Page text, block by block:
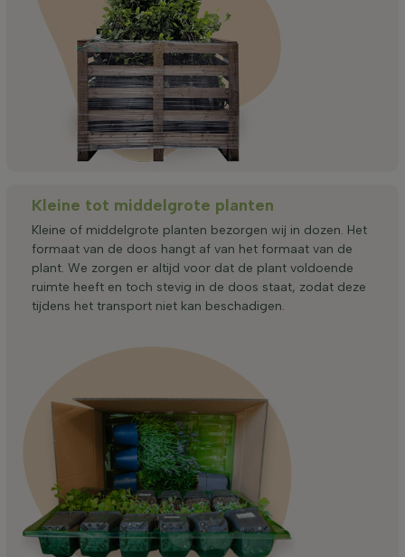
Kleine tot middelgrote planten
Kleine of middelgrote planten bezorgen wij in dozen. Het
formaat van de doos hangt af van het formaat van de
plant. We zorgen er altijd voor dat de plant voldoende
ruimte heeft en toch stevig in de doos staat, zodat deze
tijdens het transport niet kan beschadigen.